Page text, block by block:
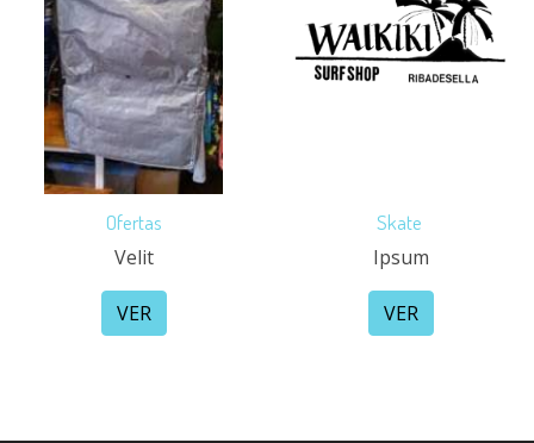
Ofertas
Velit
VER
Skate
Ipsum
VER